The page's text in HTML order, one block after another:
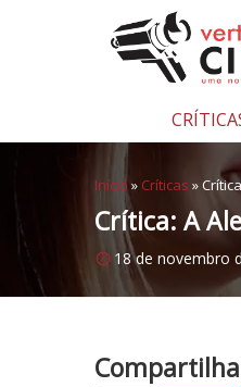
Pular para o conteúdo
Uma
sobre
sétima
arte
Início » Críticas »
Crítica: A
18 de novembro